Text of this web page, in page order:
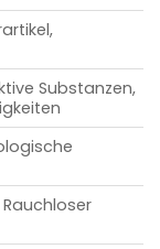
Substanzen,